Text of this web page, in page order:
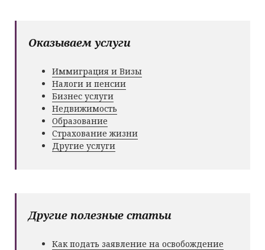
Оказываем услуги
Иммиграция и Визы
Налоги и пенсии
Бизнес услуги
Недвижимость
Образование
Страхование жизни
Другие услуги
Другие полезные статьи
Как подать заявление на освобождение